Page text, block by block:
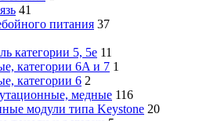
41
питания 37
категории 5, 5e 11
категории 6A и 7 1
категории 6 2
медные 116
модули типа Keystone 20